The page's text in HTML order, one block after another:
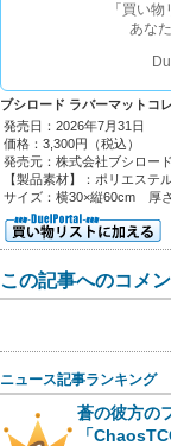
「買い
あな
ブシロード ラバーマットコ
発売日：2026年7月31日
価格：3,300円（税込）
発売元：株式会社ブシロード
【製品素材】：ポリエス
サイズ：横30×縦60cm
この記事へのコメン
ニュース記事ランキング
蒼の彼方の
「